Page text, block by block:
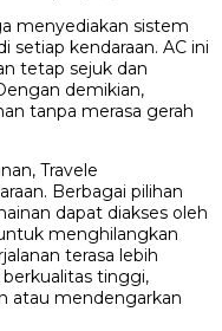
menyediakan sistem
setiap kendaraan. AC ini
tetap sejuk dan
demikian,
tanpa merasa gerah
Travele
Berbagai pilihan
dapat diakses oleh
menghilangkan
terasa lebih
tinggi,
atau mendengarkan